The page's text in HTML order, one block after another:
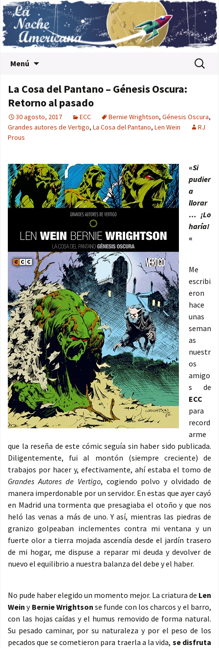
Menú Buscar:
La Cosa del Pantano – Génesis Oscura:
Retorno al pasado
30 agosto, 2017 ECC Bernie Wrightson, Génesis Oscura,
Grandes autores de Vertigo, La Cosa del Pantano, Len Wein
RJ
Prous
«Si
pudier
a
llorar
… ¡Lo
haría!
«
Me
escribi
eron
hace
unas
seman
as
nuestr
os
amigo
s de
ECC
para
record
arme
que la reseña de este cómic seguía sin haber sido publicada.
Diligentemente, fui al montón (siempre creciente) de
trabajos por hacer y, efectivamente, ahí estaba el tomo de
Grandes Autores de Vertigo, cogiendo polvo y olvidado de
manera imperdonable por un servidor. En estas que ayer cayó
en Madrid una tormenta que presagiaba el otoño y que nos
heló las venas a más de uno. Y así, mientras las piedras de
granizo golpeaban inclementes contra mi ventana y un
fuerte olor a tierra mojada ascendía desde el jardín trasero
de mi hogar, me dispuse a reparar mi deuda y devolver de
nuevo el equilibrio a nuestra balanza del debe y el haber.
No pude haber elegido un momento mejor. La criatura de Len
Wein y Bernie Wrightson se funde con los charcos y el barro,
con las hojas caídas y el humus removido de forma natural.
Su pesado caminar, por su naturaleza y por el peso de los
pecados que se cometieron para traerla a la vida, se disfruta